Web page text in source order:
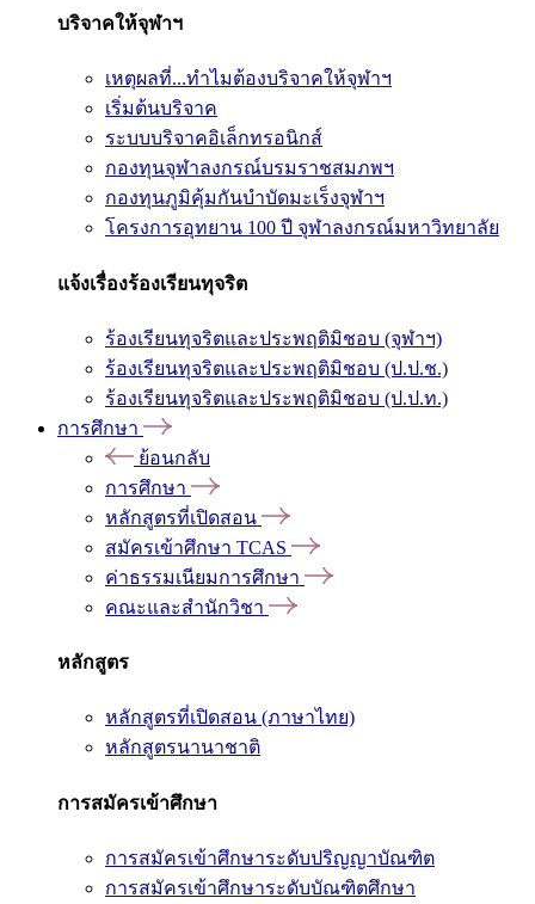
บริจาคให้จุฬาฯ
เหตุผลที่...ทำไมต้องบริจาคให้จุฬาฯ
เริ่มต้นบริจาค
ระบบบริจาคอิเล็กทรอนิกส์
กองทุนจุฬาลงกรณ์บรมราชสมภพฯ
กองทุนภูมิคุ้มกันบำบัดมะเร็งจุฬาฯ
โครงการอุทยาน 100 ปี จุฬาลงกรณ์มหาวิทยาลัย
แจ้งเรื่องร้องเรียนทุจริต
ร้องเรียนทุจริตและประพฤติมิชอบ (จุฬาฯ)
ร้องเรียนทุจริตและประพฤติมิชอบ (ป.ป.ช.)
ร้องเรียนทุจริตและประพฤติมิชอบ (ป.ป.ท.)
การศึกษา
ย้อนกลับ
การศึกษา
หลักสูตรที่เปิดสอน
สมัครเข้าศึกษา TCAS
ค่าธรรมเนียมการศึกษา
คณะและสำนักวิชา
หลักสูตร
หลักสูตรที่เปิดสอน (ภาษาไทย)
หลักสูตรนานาชาติ
การสมัครเข้าศึกษา
การสมัครเข้าศึกษาระดับปริญญาบัณฑิต
การสมัครเข้าศึกษาระดับบัณฑิตศึกษา